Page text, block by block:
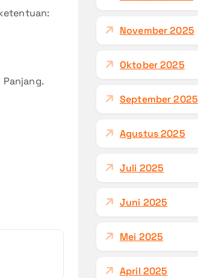
November 2025
Oktober 2025
September 2025
Agustus 2025
Juli 2025
Juni 2025
Mei 2025
April 2025